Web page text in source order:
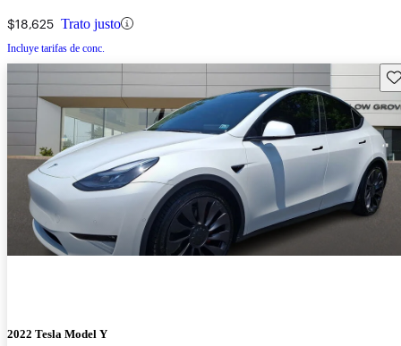
$18,625 Trato justo
Incluye tarifas de conc.
2022 Tesla Model Y